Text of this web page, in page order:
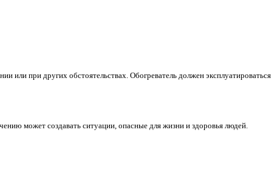
или при других обстоятельствах. Обогреватель должен эксплуатироваться
может создавать ситуации, опасные для жизни и здоровья людей.